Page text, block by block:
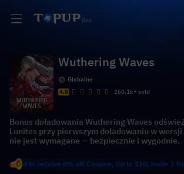
Wuthering Waves
Globalne
4.8
260.1k+ sold
Bonus doładowania Wuthering Waves
Lunites przy pierwszym doładowaniu w
nie jest wymagane — bezpiecznie i wygodnie.
receive 8% off Coupon, Up to $10; invite 2